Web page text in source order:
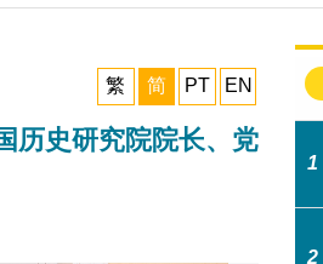
繁 简 PT EN
历史研究院院长、党
1
2